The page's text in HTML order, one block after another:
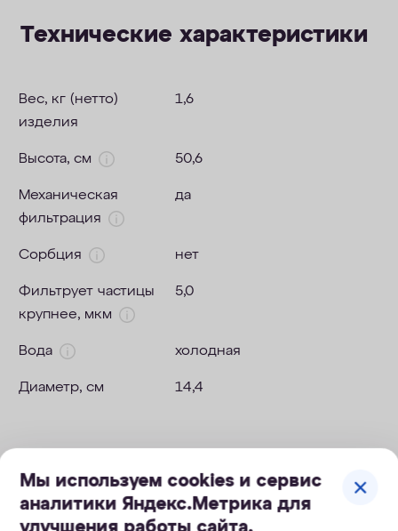
Технические характеристики
Вес, кг (нетто)
изделия
1,6
Высота, см 50,6
Механическая
фильтрация
да
Сорбция нет
Фильтрует частицы
крупнее, мкм
5,0
Вода холодная
Диаметр, см 14,4
Мы используем cookies и сервис
аналитики Яндекс.Метрика для
улучшения работы сайта.